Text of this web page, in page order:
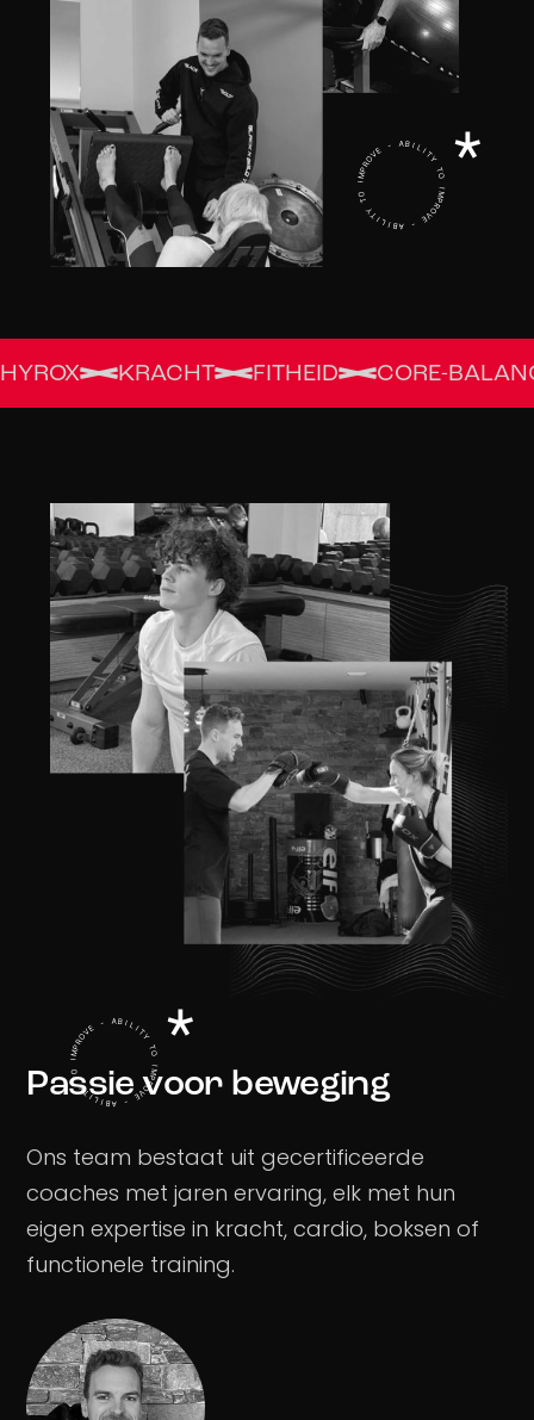
HYROX KRACHT FITHEID CORE-
Passie voor beweging
Ons team bestaat uit gecertificeerde
coaches met jaren ervaring, elk met hun
eigen expertise in kracht, cardio, boksen of
functionele training.